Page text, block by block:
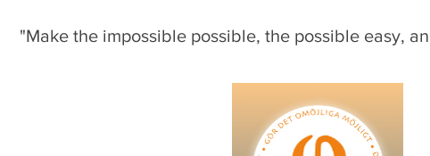
"Make the impossible possible, the possible easy,